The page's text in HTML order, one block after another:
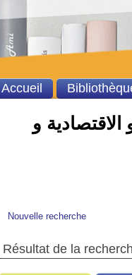
الاقتصادية و
Nouvelle recherche
Résultat de la
Accueil